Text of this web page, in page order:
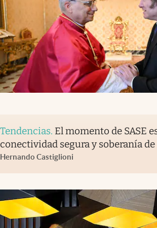
Tendencias. El momento de SASE
conectividad segura y soberanía de
Hernando Castiglioni